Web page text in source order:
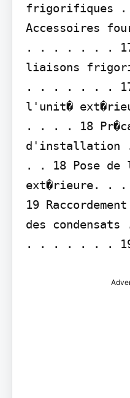
frigorifiques
Accessoires
. . . . . . . 17
liaisons
. . . . . . . 17
l'unit�
. . . . 18
. . 18 Pose
ext�rieure.
19
des
. . . . . . .